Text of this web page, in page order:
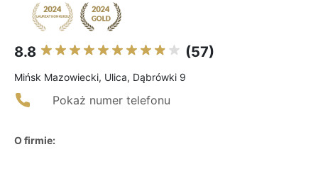
8.8 (57)
Mińsk Mazowiecki, Ulica, Dąbrówki 9
Pokaż numer telefonu
O firmie: